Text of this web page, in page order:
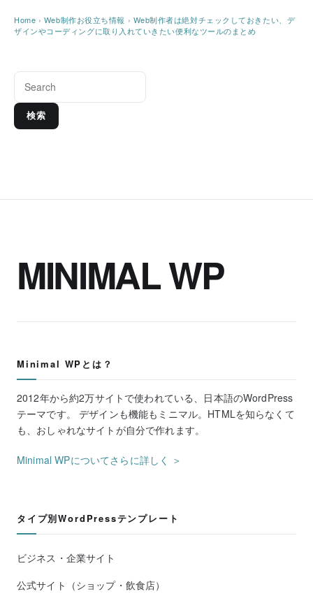
Home › Web制作お役立ち情報 › Web制作者は絶対チェックしておきたい、デ
ザインやコーディングに取り入れていきたい便利なツールのまとめ
検索
MINIMAL WP
Minimal WPとは？
2012年から約2万サイトで使われている、日本語のWordPress
テーマです。 デザインも機能もミニマル。HTMLを知らなくて
も、おしゃれなサイトが自分で作れます。
Minimal WPについてさらに詳しく ＞
タイプ別WordPressテンプレート
ビジネス・企業サイト
公式サイト（ショップ・飲食店）